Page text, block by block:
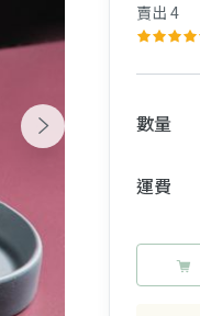
賣出 4
數量
運費